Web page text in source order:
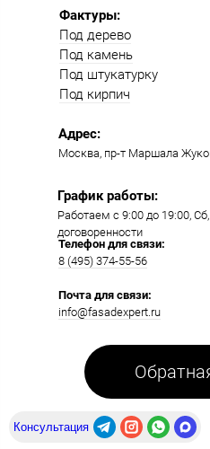
Консультация
Фактуры:
Под дерево
Под камень
Под штукатурку
Под кирпич
Работаем с 9:00 до 19:00​,
договоренности
Москва, пр-т Маршала
Адрес:
График работы:
Телефон для связи:
8 (495) 374-55-56​
Почта для связи:
info@fasadexpert.ru